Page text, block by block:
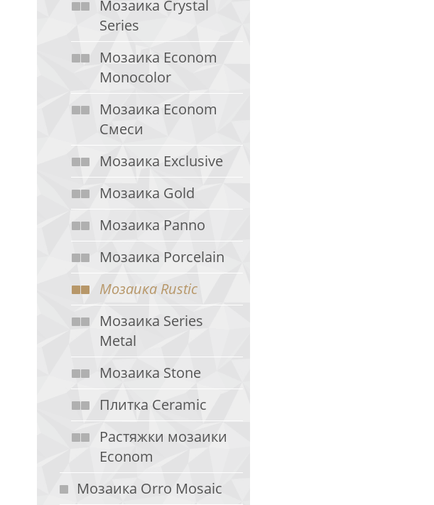
Мозаика Crystal
Series
Мозаика Econom
Monocolor
Мозаика Econom
Смеси
Мозаика Exclusive
Мозаика Gold
Мозаика Panno
Мозаика Porcelain
Мозаика Rustic
Мозаика Series
Metal
Мозаика Stone
Плитка Ceramic
Растяжки мозаики
Econom
Мозаика Orro Mosaic